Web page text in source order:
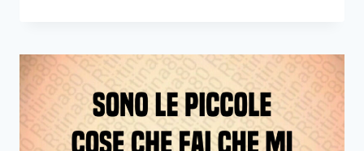
DORMIRE
IN
CUI
IMMAGINO
TUTTE
LE